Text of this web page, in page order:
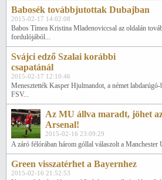
Babosék továbbjutottak Dubajban
2015-02-17 14:02:08
Babos Tímea Kristina Mladenoviccsal az oldalán
fordulójából...
Svájci edző Szalai korábbi
csapatánál
2015-02-17 12:10:46
Menesztették Kasper Hjulmandot, a német
FSV...
Az MU állva maradt, jöhet
Arsenal!
2015-02-16 23:09:29
A záró félórában három góllal válaszolt a Manchester
Green visszatérhet a Bayernhez
2015-02-16 21:52:53